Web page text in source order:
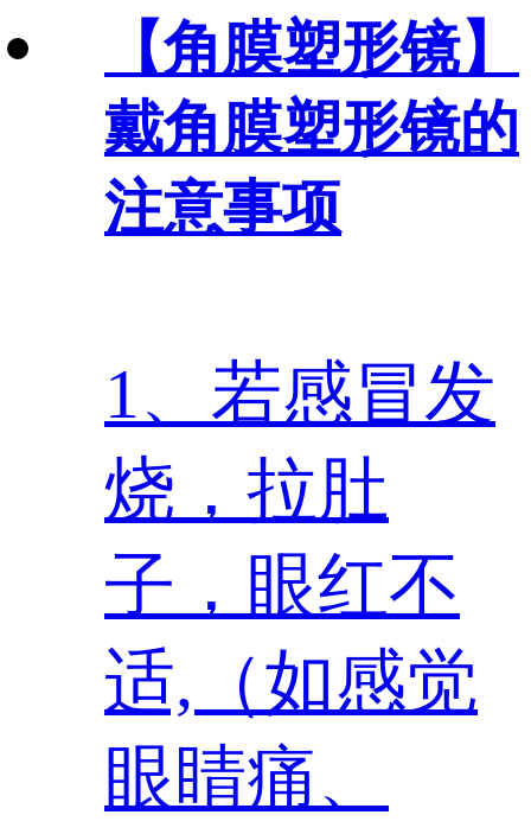
【角膜塑形镜】
戴角膜塑形镜的
注意事项
1、若感冒发
烧，拉肚
子，眼红不
适,（如感觉
眼睛痛、